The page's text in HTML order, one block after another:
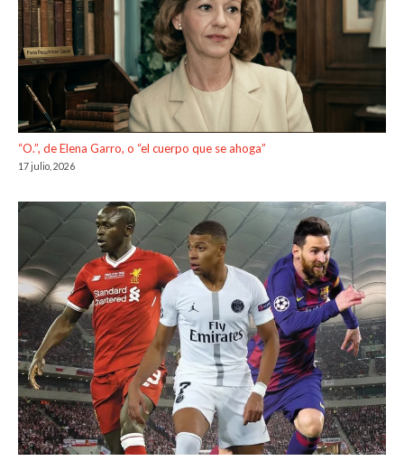
“O.”, de Elena Garro, o “el cuerpo que se ahoga”
17 julio, 2026